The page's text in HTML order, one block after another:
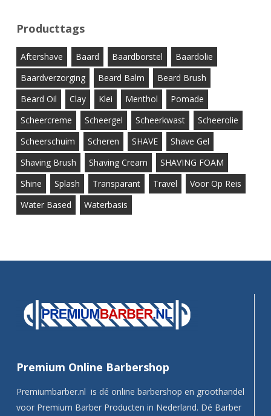
Producttags
Aftershave Baard Baardborstel
Baardolie
Baardverzorging
Beard Balm
Beard Brush
Beard Oil
Clay Klei Menthol
Pomade
Scheercreme
Scheergel Scheerkwast
Scheerolie
Scheerschuim
Scheren SHAVE
Shave Gel
Shaving Brush
Shaving Cream
SHAVING FOAM
Shine
Splash Transparant Travel
Voor Op Reis
Water Based
Waterbasis
Premium Online Barbershop
Premiumbarber.nl is dé online barbershop en groothandel
voor Premium Barber Producten in Nederland. Dé Barber